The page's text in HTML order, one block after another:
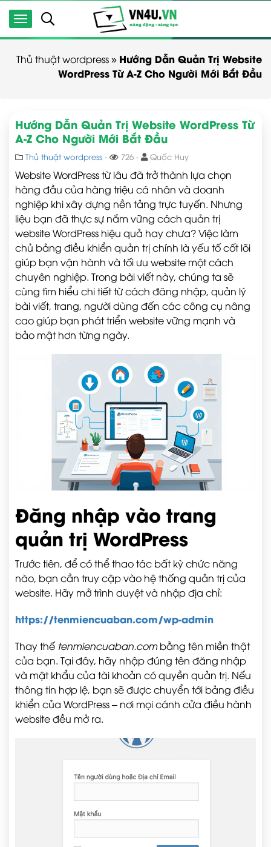
Thủ thuật wordpress» Hướng Dẫn Quản Trị Website
WordPress Từ A-Z Cho Người Mới Bắt Đầu
Hướng Dẫn Quản Trị Website WordPress Từ
A-Z Cho Người Mới Bắt Đầu
Thủ thuật wordpress - 726 - Quốc Huy
Website WordPress từ lâu đã trở thành lựa chọn
hàng đầu của hàng triệu cá nhân và doanh
nghiệp khi xây dựng nền tảng trực tuyến. Nhưng
liệu bạn đã thực sự nắm vững cách quản trị
website WordPress hiệu quả hay chưa? Việc làm
chủ bảng điều khiển quản trị chính là yếu tố cốt lõi
giúp bạn vận hành và tối ưu website một cách
chuyên nghiệp. Trong bài viết này, chúng ta sẽ
cùng tìm hiểu chi tiết từ cách đăng nhập, quản lý
bài viết, trang, người dùng đến các công cụ nâng
cao giúp bạn phát triển website vững mạnh và
bảo mật hơn từng ngày.
Đăng nhập vào trang
quản trị WordPress
Trước tiên, để có thể thao tác bất kỳ chức năng
nào, bạn cần truy cập vào hệ thống quản trị của
website. Hãy mở trình duyệt và nhập địa chỉ:
https://tenmiencuaban.com/wp-admin
Thay thế tenmiencuaban.combằng tên miền thật
của bạn. Tại đây, hãy nhập đúng tên đăng nhập
và mật khẩu của tài khoản có quyền quản trị. Nếu
thông tin hợp lệ, bạn sẽ được chuyển tới bảng điều
khiển của WordPress – nơi mọi cánh cửa điều hành
website đều mở ra.